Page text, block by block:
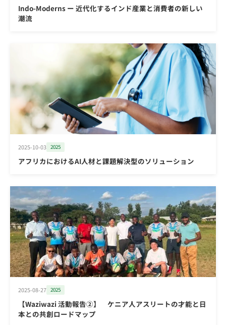
Indo-Moderns ー 近代化するインド産業と消費者の新しい
潮流
2025-10-03 2025
アフリカにおけるAI人材と課題解決型のソリューション
2025-08-27 2025
【Waziwazi 活動報告②】 ケニア人アスリートの才能と日
本との共創ロードマップ